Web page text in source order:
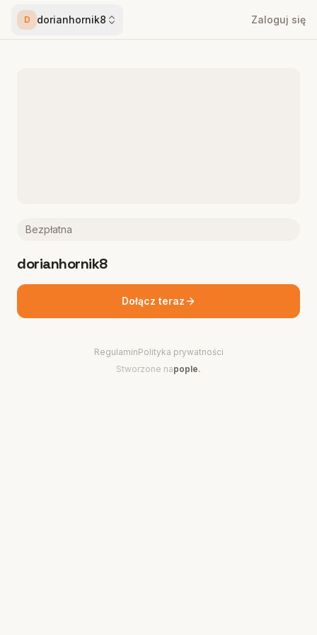
D dorianhornik8 Zaloguj się
Bezpłatna
dorianhornik8
Dołącz teraz
RegulaminPolityka prywatności
Stworzone napople.